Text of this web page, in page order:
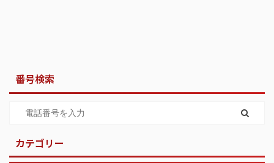
番号検索
カテゴリー